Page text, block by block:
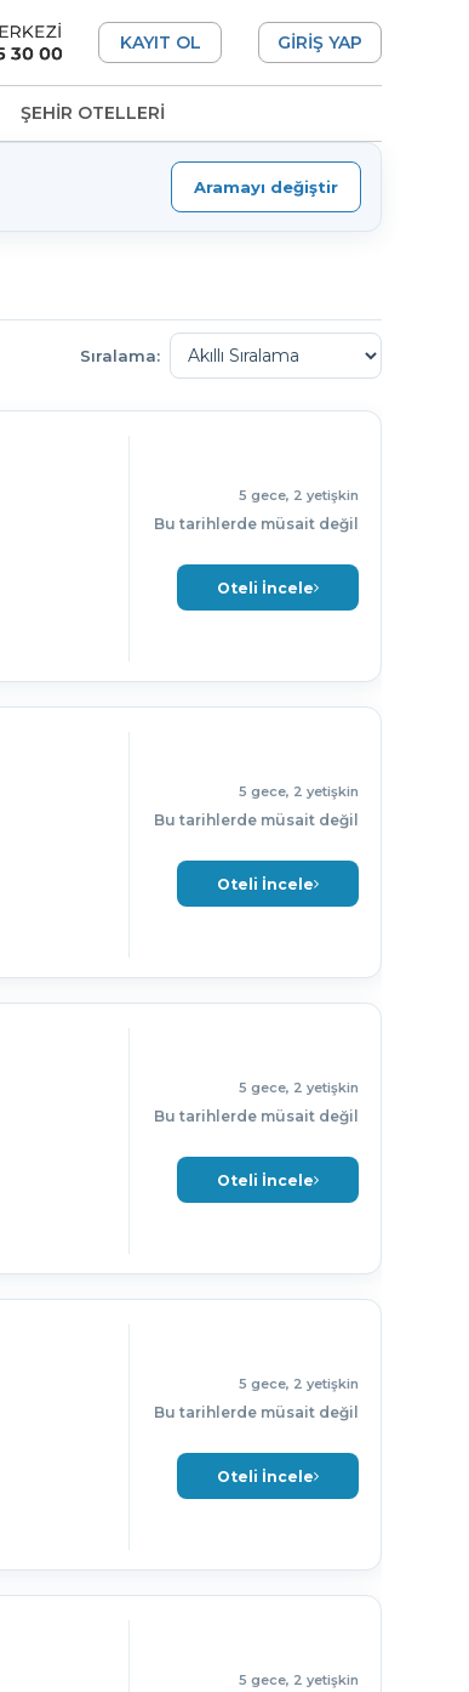
KAYIT OL GİRİŞ YAP
ŞEHİR OTELLERİ
Aramayı değiştir
Sıralama:
5 gece, 2 yetişkin
Bu tarihlerde müsait değil
Oteli İncele
5 gece, 2 yetişkin
Bu tarihlerde müsait değil
Oteli İncele
5 gece, 2 yetişkin
Bu tarihlerde müsait değil
Oteli İncele
5 gece, 2 yetişkin
Bu tarihlerde müsait değil
Oteli İncele
5 gece, 2 yetişkin